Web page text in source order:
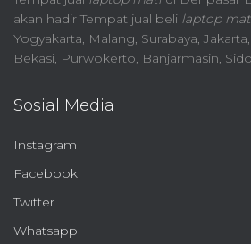
akan hadir Tempat jual beli laptop
Yogyakarta, Malang, Surabaya,
Bekasi, Purwokerto, Banjarmasin,
Sosial Media
Instagram
Facebook
Twitter
Whatsapp